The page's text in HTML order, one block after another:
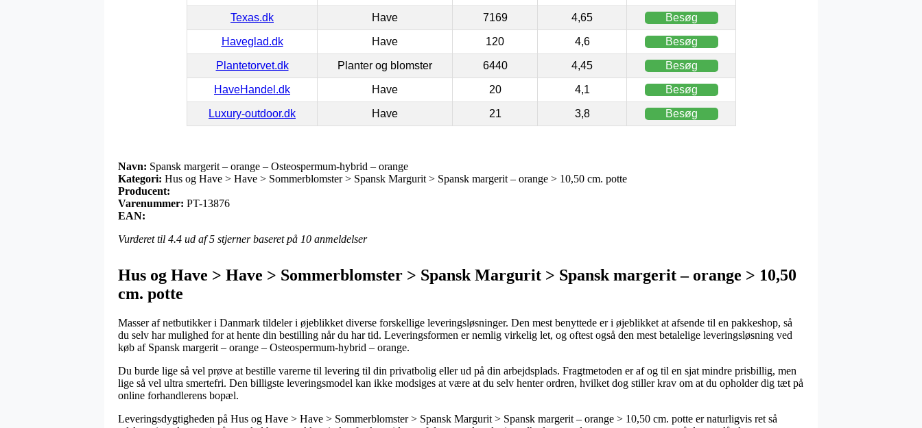
Texas.dk Have 7169 4,65 Besøg
Haveglad.dk Have 120 4,6 Besøg
Plantetorvet.dk Planter og blomster 6440 4,45 Besøg
HaveHandel.dk Have 20 4,1 Besøg
Luxury-outdoor.dk Have 21 3,8 Besøg
Navn: Spansk margerit – orange – Osteospermum-hybrid – orange
Kategori: Hus og Have > Have > Sommerblomster > Spansk Margurit > Spansk margerit – orange > 10,50 cm. potte
Producent:
Varenummer: PT-13876
EAN:
Vurderet til 4.4 ud af 5 stjerner baseret på 10 anmeldelser
Hus og Have > Have > Sommerblomster > Spansk Margurit > Spansk margerit – orange > 10,50
cm. potte
Masser af netbutikker i Danmark tildeler i øjeblikket diverse forskellige leveringsløsninger. Den mest benyttede er i øjeblikket at afsende til en pakkeshop, så
du selv har mulighed for at hente din bestilling når du har tid. Leveringsformen er nemlig virkelig let, og oftest også den mest betalelige leveringsløsning ved
køb af Spansk margerit – orange – Osteospermum-hybrid – orange.
Du burde lige så vel prøve at bestille varerne til levering til din privatbolig eller ud på din arbejdsplads. Fragtmetoden er af og til en sjat mindre prisbillig, men
lige så vel ultra smertefri. Den billigste leveringsmodel kan ikke modsiges at være at du selv henter ordren, hvilket dog stiller krav om at du opholder dig tæt på
online forhandlerens bopæl.
Leveringsdygtigheden på Hus og Have > Have > Sommerblomster > Spansk Margurit > Spansk margerit – orange > 10,50 cm. potte er naturligvis ret så